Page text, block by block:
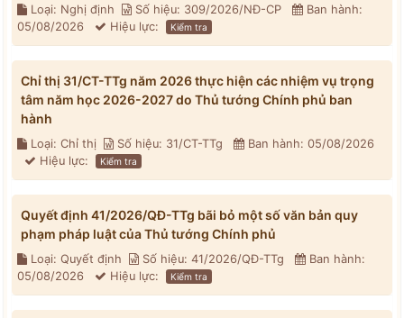
Loại: Nghị định Số hiệu: 309/2026/NĐ-CP
Ban hành:
05/08/2026
Hiệu lực: Kiểm tra
Chỉ thị 31/CT-TTg năm 2026 thực hiện các nhiệm vụ trọng
tâm năm học 2026-2027 do Thủ tướng Chính phủ ban
hành
Loại: Chỉ thị Số hiệu: 31/CT-TTg
Ban hành: 05/08/2026
Hiệu lực:
Kiểm tra
Quyết định 41/2026/QĐ-TTg bãi bỏ một số văn bản quy
phạm pháp luật của Thủ tướng Chính phủ
Loại: Quyết định Số hiệu: 41/2026/QĐ-TTg
Ban hành:
05/08/2026
Hiệu lực: Kiểm tra